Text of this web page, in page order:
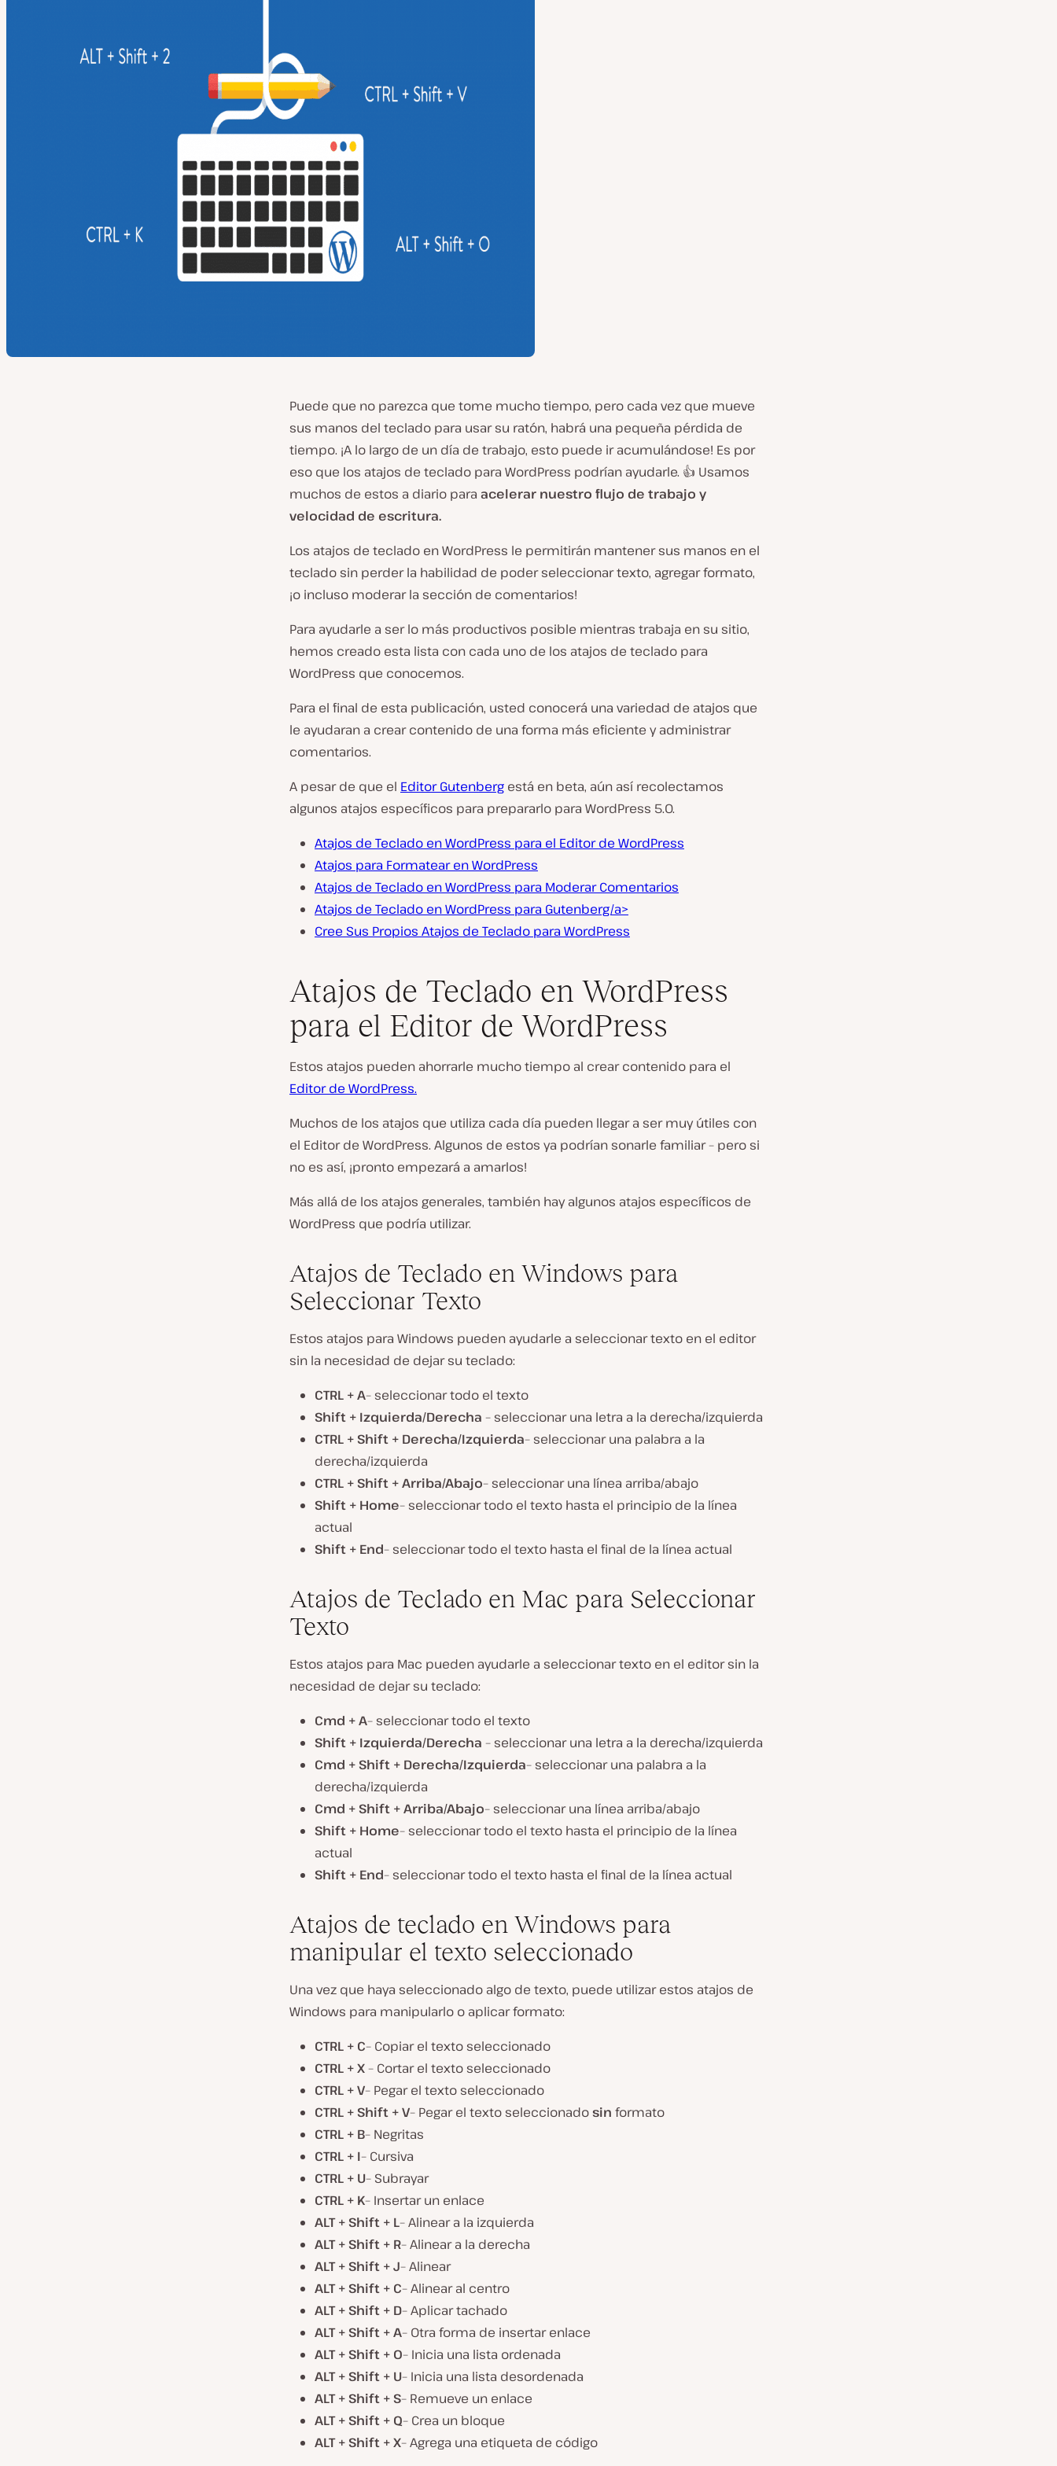
Puede que no parezca que tome mucho tiempo, pero cada vez que mueve
sus manos del teclado para usar su ratón, habrá una pequeña pérdida de
tiempo. ¡A lo largo de un día de trabajo, esto puede ir acumulándose! Es por
eso que los atajos de teclado para WordPress podrían ayudarle. 👍 Usamos
muchos de estos a diario para acelerar nuestro flujo de trabajo y
velocidad de escritura.
Los atajos de teclado en WordPress le permitirán mantener sus manos en el
teclado sin perder la habilidad de poder seleccionar texto, agregar formato,
¡o incluso moderar la sección de comentarios!
Para ayudarle a ser lo más productivos posible mientras trabaja en su sitio,
hemos creado esta lista con cada uno de los atajos de teclado para
WordPress que conocemos.
Para el final de esta publicación, usted conocerá una variedad de atajos que
le ayudaran a crear contenido de una forma más eficiente y administrar
comentarios.
A pesar de que el Editor Gutenberg está en beta, aún así recolectamos
algunos atajos específicos para prepararlo para WordPress 5.0.
Atajos de Teclado en WordPress para el Editor de WordPress
Atajos para Formatear en WordPress
Atajos de Teclado en WordPress para Moderar Comentarios
Atajos de Teclado en WordPress para Gutenberg/a>
Cree Sus Propios Atajos de Teclado para WordPress
Atajos de Teclado en WordPress
para el Editor de WordPress
Estos atajos pueden ahorrarle mucho tiempo al crear contenido para el
Editor de WordPress.
Muchos de los atajos que utiliza cada día pueden llegar a ser muy útiles con
el Editor de WordPress. Algunos de estos ya podrían sonarle familiar – pero si
no es así, ¡pronto empezará a amarlos!
Más allá de los atajos generales, también hay algunos atajos específicos de
WordPress que podría utilizar.
Atajos de Teclado en Windows para
Seleccionar Texto
Estos atajos para Windows pueden ayudarle a seleccionar texto en el editor
sin la necesidad de dejar su teclado:
CTRL + A– seleccionar todo el texto
Shift + Izquierda/Derecha – seleccionar una letra a la derecha/izquierda
CTRL + Shift + Derecha/Izquierda– seleccionar una palabra a la
derecha/izquierda
CTRL + Shift + Arriba/Abajo– seleccionar una línea arriba/abajo
Shift + Home– seleccionar todo el texto hasta el principio de la línea
actual
Shift + End– seleccionar todo el texto hasta el final de la línea actual
Atajos de Teclado en Mac para Seleccionar
Texto
Estos atajos para Mac pueden ayudarle a seleccionar texto en el editor sin la
necesidad de dejar su teclado:
Cmd + A– seleccionar todo el texto
Shift + Izquierda/Derecha – seleccionar una letra a la derecha/izquierda
Cmd + Shift + Derecha/Izquierda– seleccionar una palabra a la
derecha/izquierda
Cmd + Shift + Arriba/Abajo– seleccionar una línea arriba/abajo
Shift + Home– seleccionar todo el texto hasta el principio de la línea
actual
Shift + End– seleccionar todo el texto hasta el final de la línea actual
Atajos de teclado en Windows para
manipular el texto seleccionado
Una vez que haya seleccionado algo de texto, puede utilizar estos atajos de
Windows para manipularlo o aplicar formato:
CTRL + C– Copiar el texto seleccionado
CTRL + X– Cortar el texto seleccionado
CTRL + V– Pegar el texto seleccionado
CTRL + Shift + V– Pegar el texto seleccionadosin formato
CTRL + B– Negritas
CTRL + I– Cursiva
CTRL + U– Subrayar
CTRL + K– Insertar un enlace
ALT + Shift + L– Alinear a la izquierda
ALT + Shift + R– Alinear a la derecha
ALT + Shift + J– Alinear
ALT + Shift + C– Alinear al centro
ALT + Shift + D– Aplicar tachado
ALT + Shift + A– Otra forma de insertar enlace
ALT + Shift + O– Inicia una lista ordenada
ALT + Shift + U– Inicia una lista desordenada
ALT + Shift + S– Remueve un enlace
ALT + Shift + Q– Crea un bloque
ALT + Shift + X– Agrega una etiqueta de código